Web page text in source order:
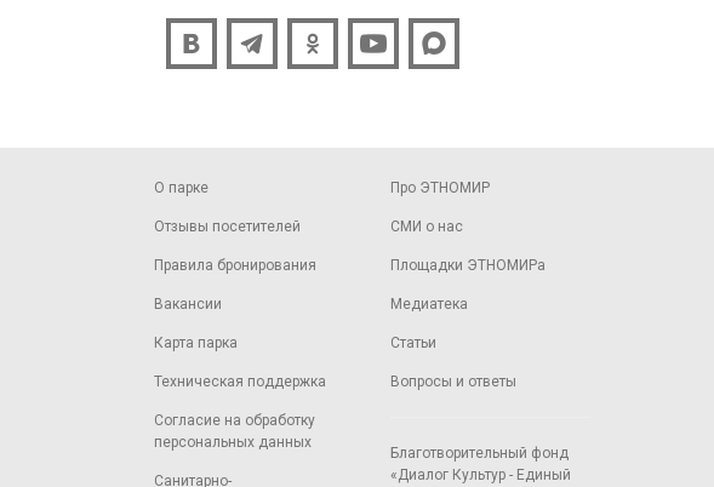
О парке
Отзывы посетителей
Правила бронирования
Вакансии
Карта парка
Техническая поддержка
Согласие на обработку
персональных данных
Санитарно-
Про ЭТНОМИР
СМИ о нас
Площадки ЭТНОМИРа
Медиатека
Статьи
Вопросы и ответы
Благотворительный фонд
«Диалог Культур - Единый